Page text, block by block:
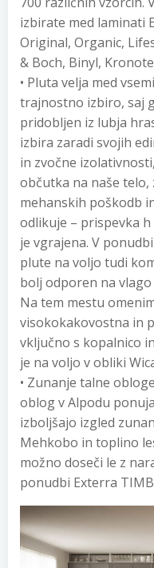
izbirate med laminati
Original, Organic,
& Boch, Binyl,
• Pluta velja med
trajnostno izbiro, saj
pridobljen iz lubja
izbira zaradi svojih
in zvočne
občutka na naše
mehanskih poškodb
odlikuje – prispevka
je vgrajena. V
plute na voljo tudi
bolj odporen na
Na tem mestu
visokokakovostna in
vključno s kopalnico
je na voljo v obliki
• Zunanje talne
oblog v Alpodu
izboljšajo izgled
Mehkobo in toplino
možno doseči le z
ponudbi Exterra